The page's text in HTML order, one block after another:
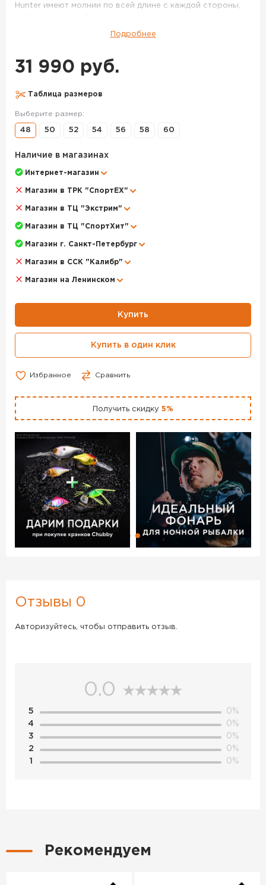
Hunter имеют молнии по всей длине с каждой стороны,
- Боковая молния по всей длине для легкого надевания и
минимальной массы
- Эластичный нижний край.
Брюки HARKILA Mountain Hunter Insulated Breeks цвет
для заказа в интернет-магазине BigGame по цене 31 990
руб. с доставкой в Челябинске и по всей России. Для
корзину или позвоните по телефону +7 (351) 220-15-00
Подробнее
31 990 руб.
Таблица размеров
Выберите размер:
48 50 52 54 56 58 60
Наличие в магазинах
Интернет-магазин
Магазин в ТРК "СпортЕХ"
Магазин в ТЦ "Экстрим"
Магазин в ТЦ "СпортХит"
Магазин г. Санкт-Петербург
Магазин в ССК "Калибр"
Магазин на Ленинском
Купить
Купить в один клик
Избранное Сравнить
Получить скидку 5%
Отзывы 0
Авторизуйтесь, чтобы отправить отзыв.
0.0
5
0%
4
0%
3
0%
2
0%
1
0%
Рекомендуем